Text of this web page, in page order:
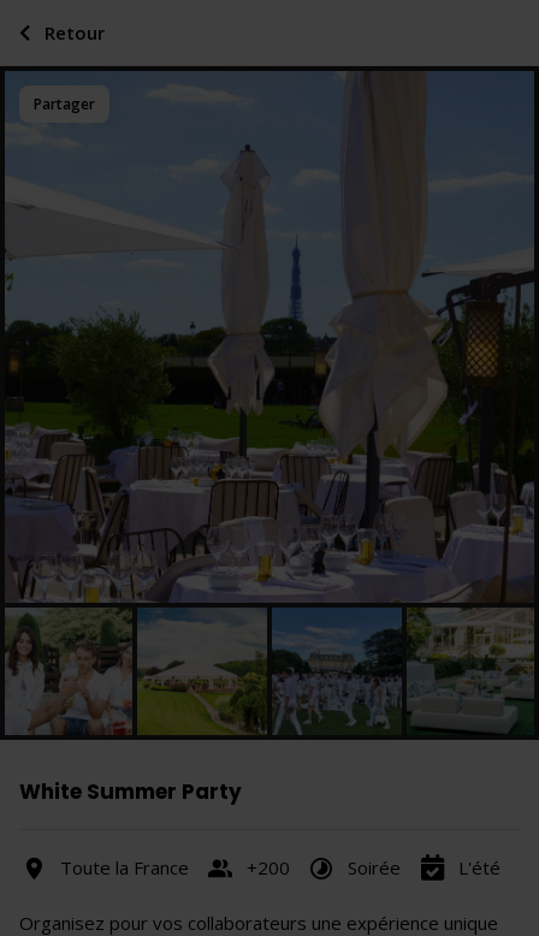
Partager
White Summer Party
Toute la France +200 Soirée L'été
Organisez pour vos collaborateurs une expérience unique
Retour